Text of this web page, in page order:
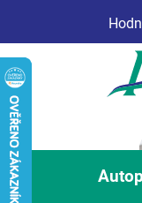
obsah